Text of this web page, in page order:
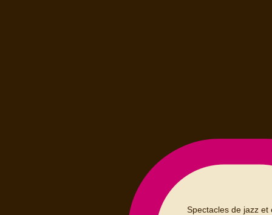
Spectacles de jazz et